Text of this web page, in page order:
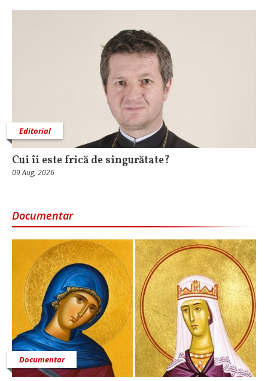
Editorial
Cui îi este frică de singurătate?
09 Aug, 2026
Documentar
Documentar